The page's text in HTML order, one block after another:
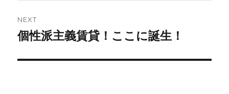
ゲ
ー
シ
NEXT
Next
個性派主義賃貸！ここに誕生！